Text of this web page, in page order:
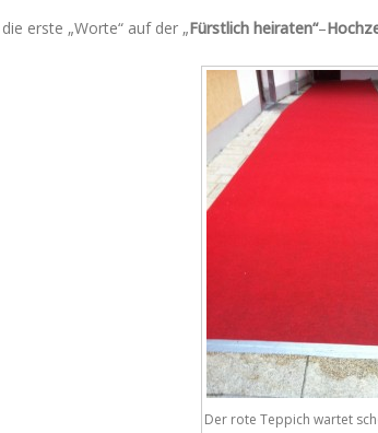
erste „Worte“ auf der „Fürstlich heiraten“–
Der rote Teppich wartet